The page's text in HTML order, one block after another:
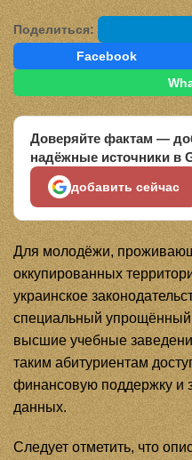
Поделиться:
Facebook
Доверяйте фактам —
надёжные источники в
добавить сейчас
Для молодёжи,
оккупированных
украинское
специальный упрощённый
высшие учебные
таким абитуриентам
финансовую поддержку и
данных.
Следует отметить, что